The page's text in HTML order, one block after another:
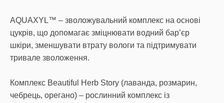
AQUAXYL™ – зволожувальний комплекс на основі
цукрів, що допомагає зміцнювати водний бар’єр
шкіри, зменшувати втрату вологи та підтримувати
тривале зволоження.
Комплекс Beautiful Herb Story (лаванда, розмарин,
чебрець, орегано) – рослинний комплекс із